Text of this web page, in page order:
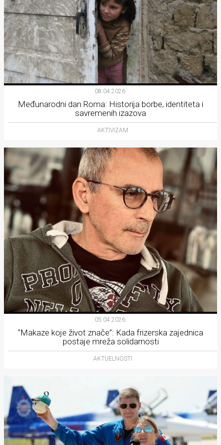
08.04.2026.
Međunarodni dan Roma: Historija borbe, identiteta i
savremenih izazova
AKTIVIZAM
05.04.2026.
“Makaze koje život znače”: Kada frizerska zajednica
postaje mreža solidarnosti
AKTUELNOSTI